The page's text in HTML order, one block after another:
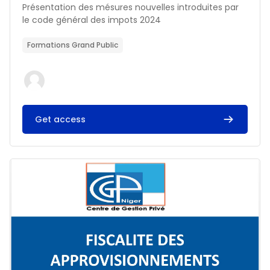
Résumé du cours :
Présentation des mésures nouvelles introduites par
le code général des impots 2024
Formations Grand Public
Get access
Image du cours FISCALITE DES APPROVISIONNEMENTS